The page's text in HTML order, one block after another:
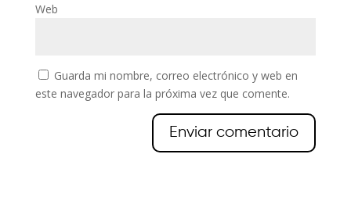
Web
Guarda mi nombre, correo electrónico y web en
este navegador para la próxima vez que comente.